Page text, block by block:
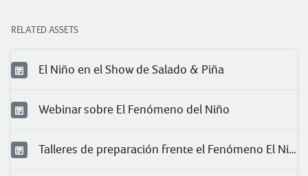
RELATED ASSETS
El Niño en el Show de Salado & Piña
Webinar sobre El Fenómeno del Niño
Talleres de preparación frente el Fenómeno El Niño